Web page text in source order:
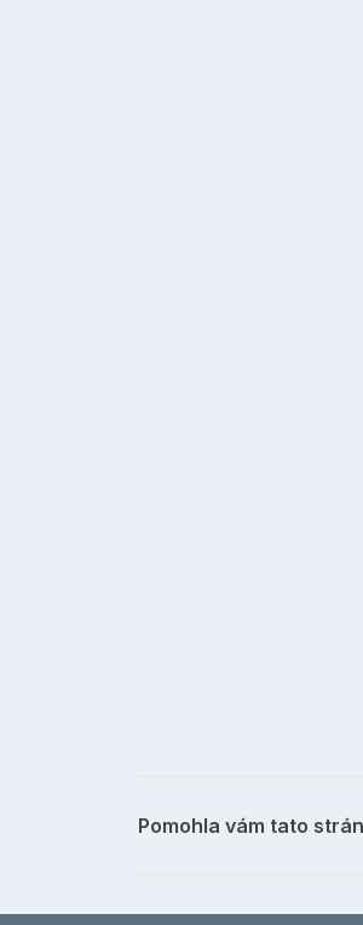
Pomohla vám tato